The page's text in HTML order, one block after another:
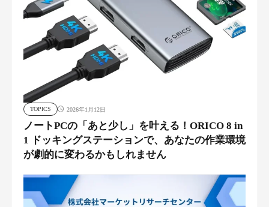
TOPICS 2026年1月12日
ノートPCの「あと少し」を叶える！ORICO 8 in
1 ドッキングステーションで、あなたの作業環境
が劇的に変わるかもしれません